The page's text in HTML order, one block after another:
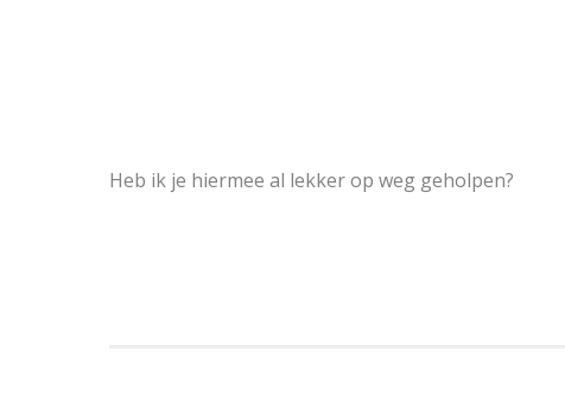
Heb ik je hiermee al lekker op weg geholpen?